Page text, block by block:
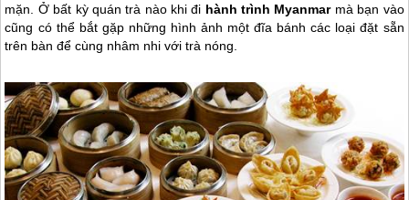
mặn. Ở bất kỳ quán trà nào khi đi hành trình Myanmarmà bạn vào
cũng có thể bắt gặp những hình ảnh một đĩa bánh các loại đặt sẵn
trên bàn để cùng nhâm nhi với trà nóng.